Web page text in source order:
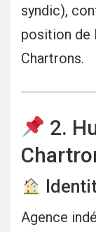
syndic),
position de
Chartrons.
2.
Agence